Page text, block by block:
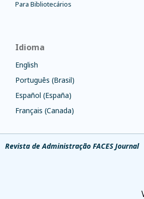
Para Bibliotecários
Idioma
English
Português (Brasil)
Español (España)
Français (Canada)
Revista de Administração FACES Journal